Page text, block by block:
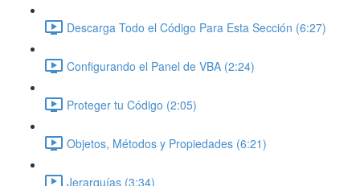
Descarga Todo el Código Para Esta Sección (6:27)
Configurando el Panel de VBA (2:24)
Proteger tu Código (2:05)
Objetos, Métodos y Propiedades (6:21)
Jerarquías (3:34)